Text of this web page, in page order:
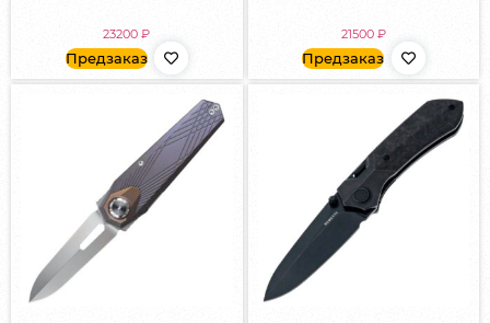
23200₽
Предзаказ
21500 ₽
Предзаказ